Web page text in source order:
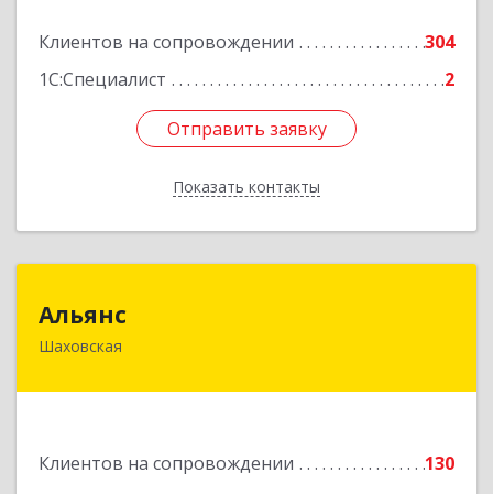
Клиентов на сопровождении
304
1С:Специалист
2
Отправить заявку
Показать контакты
Подробнее
Отправить заявку
Назад
Альянс
Шаховская
Клиентов на сопровождении 130
143700, Московская обл, Шаховской р-н,